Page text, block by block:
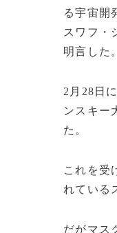
る宇宙開
スワフ・
明言した。
2月28日
ンスキー
た。
これを受
れている
だがマス